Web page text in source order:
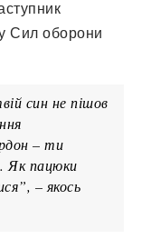
Сил оборони
син не пішов
– ти
Як пацюки
– якось